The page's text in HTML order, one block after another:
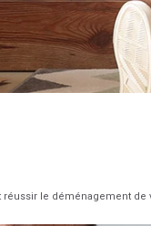
le déménagement de